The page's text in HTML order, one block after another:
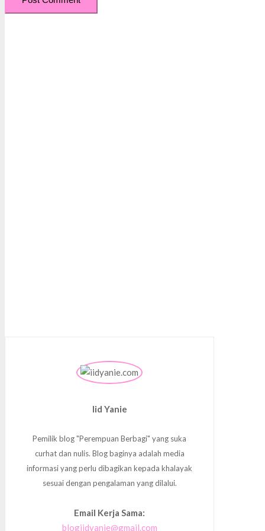
Iid Yanie
Pemilik blog "Perempuan Berbagi" yang suka
curhat dan nulis. Blog baginya adalah media
informasi yang perlu dibagikan kepada khalayak
sesuai dengan pengalaman yang dilalui.
Email Kerja Sama:
blogiidyanie@gmail.com